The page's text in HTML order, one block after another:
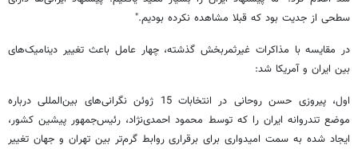
سطحی از جدیت بود که قبلا مشاهده نکرده بودیم."
در مقایسه با مذاکرات غیرثمربخش گذشته، چهار عامل باعث تغییر دینامیک‌های
بین ایران و آمریکا شد:
اول، پیروزی حسن روحانی در انتخابات 15 ژوئن نگرانی‌های بین‌المللی درباره
موضع تندروانه ایران را که توسط محمود احمدی‌نژاد، رئیس‌جمهور پیشین کشور،
ایجاد شده به سمت امیدواری برای برقراری روابط گرم‌تر بین تهران و جهان تغییر